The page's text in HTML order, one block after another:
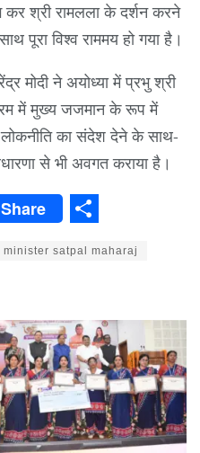
कर श्री रामलला के दर्शन करने
पूरा विश्व राममय हो गया है।
मोदी ने अयोध्या में प्रभु श्री
में मुख्य जजमान के रूप में
लोकनीति का संदेश देने के साथ-
से भी अवगत कराया है।
Share
minister satpal maharaj